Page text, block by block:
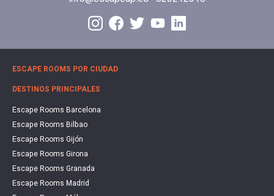
ESCAPE ROOMS POR CIUDAD
DESTINOS PRINCIPALES
Escape Rooms Barcelona
Escape Rooms Bilbao
Escape Rooms Gijón
Escape Rooms Girona
Escape Rooms Granada
Escape Rooms Madrid